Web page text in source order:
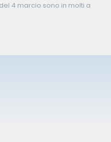
4 marcio sono in molti a